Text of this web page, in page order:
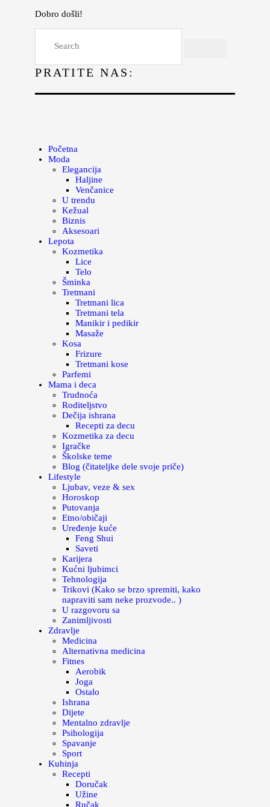
Dobro došli!
PRATITE NAS:
Početna
Moda
Elegancija
Haljine
Venčanice
U trendu
Kežual
Biznis
Aksesoari
Lepota
Kozmetika
Lice
Telo
Šminka
Tretmani
Tretmani lica
Tretmani tela
Manikir i pedikir
Masaže
Kosa
Frizure
Tretmani kose
Parfemi
Mama i deca
Trudnoća
Roditeljstvo
Dečija ishrana
Recepti za decu
Kozmetika za decu
Igračke
Školske teme
Blog (čitateljke dele svoje priče)
Lifestyle
Ljubav, veze & sex
Horoskop
Putovanja
Etno/običaji
Uređenje kuće
Feng Shui
Saveti
Karijera
Kućni ljubimci
Tehnologija
Trikovi (Kako se brzo spremiti, kako
napraviti sam neke prozvode.. )
U razgovoru sa
Zanimljivosti
Zdravlje
Medicina
Alternativna medicina
Fitnes
Aerobik
Joga
Ostalo
Ishrana
Dijete
Mentalno zdravlje
Psihologija
Spavanje
Sport
Kuhinja
Recepti
Doručak
Užine
Ručak
Lepota
Kuhinja
Magazin